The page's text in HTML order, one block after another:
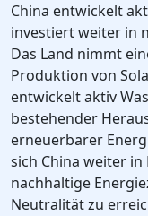
China entwickelt
investiert weiter in
Das Land nimmt
Produktion von
entwickelt aktiv
bestehender
erneuerbarer
sich China weiter in
nachhaltige
Neutralität zu